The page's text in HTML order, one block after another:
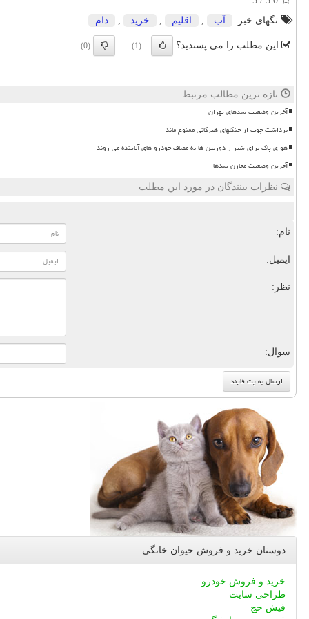
تگهای خبر:
آب اقلیم خرید دام
این مطلب را می پسندید؟ (1)
(0)
تازه ترین مطالب مرتبط
آخرین وضعیت سدهای تهران
برداشت چوب از جنگلهای هیرکانی ممنوع ماند
هوای پاک برای شیراز دوربین ها به مصاف خودرو های آلاینده می روند
آخرین وضعیت مخازن سدها
نظرات بینندگان در مورد این مطلب
نام:
ایمیل:
نظر:
سوال:
دوستان خرید و فروش حیوان خانگی
خرید و فروش خودرو
طراحی سایت
فیش حج